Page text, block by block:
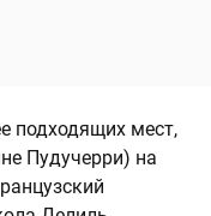
подходящих мест,
Пудучерри) на